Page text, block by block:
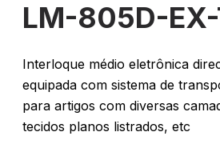
LM-805D-
Interloque médio eletrônica
equipada com sistema de
para artigos com diversas
tecidos planos listrados, etc